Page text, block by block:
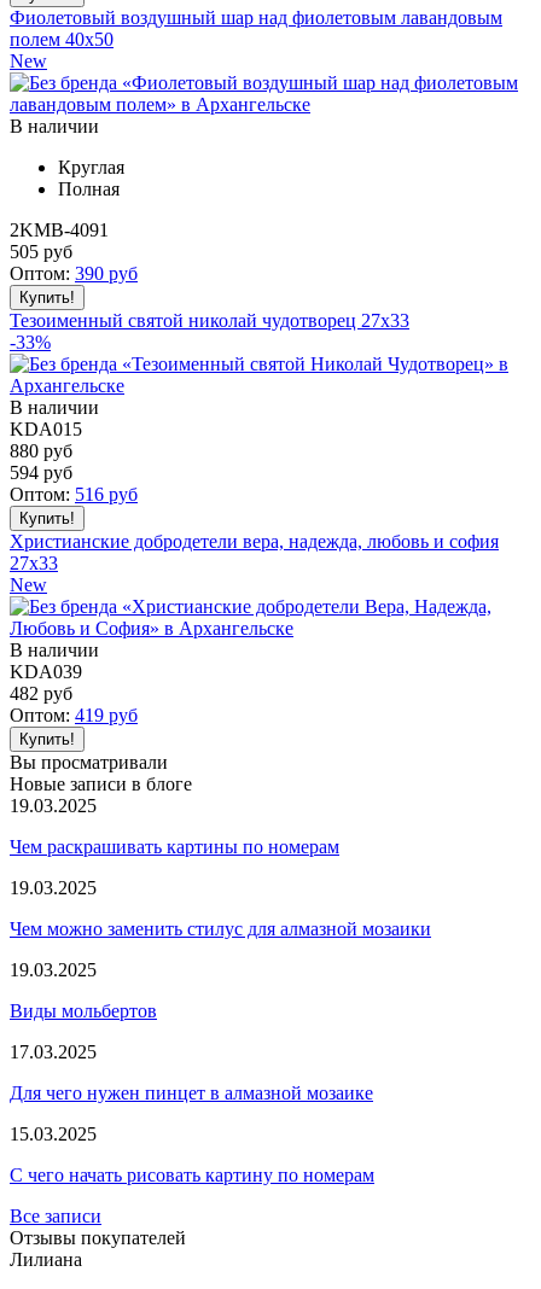
Фиолетовый воздушный шар над фиолетовым лавандовым
полем 40x50
New
В наличии
Круглая
Полная
2KMB-4091
505 руб
Оптом: 390 руб
Тезоименный святой николай чудотворец 27x33
-33%
В наличии
KDA015
880 руб
594 руб
Оптом: 516 руб
Христианские добродетели вера, надежда, любовь и софия
27x33
New
В наличии
KDA039
482 руб
Оптом: 419 руб
Вы просматривали
Новые записи в блоге
19.03.2025
Чем раскрашивать картины по номерам
19.03.2025
Чем можно заменить стилус для алмазной мозаики
19.03.2025
Виды мольбертов
17.03.2025
Для чего нужен пинцет в алмазной мозаике
15.03.2025
С чего начать рисовать картину по номерам
Все записи
Отзывы покупателей
Лилиана